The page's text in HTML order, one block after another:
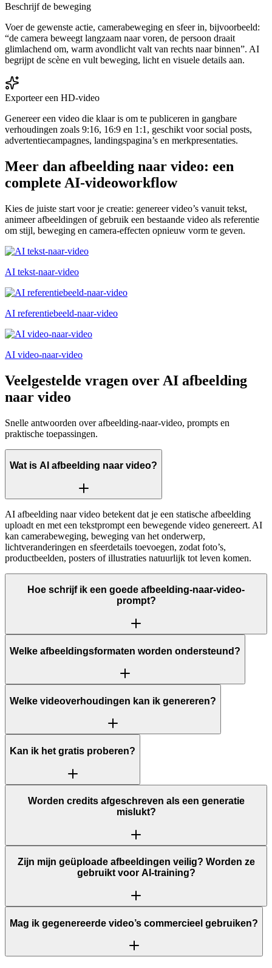
Beschrijf de beweging
Voer de gewenste actie, camerabeweging en sfeer in, bijvoorbeeld:
“de camera beweegt langzaam naar voren, de persoon draait
glimlachend om, warm avondlicht valt van rechts naar binnen”. AI
begrijpt de scène en vult beweging, licht en visuele details aan.
Exporteer een HD-video
Genereer een video die klaar is om te publiceren in gangbare
verhoudingen zoals 9:16, 16:9 en 1:1, geschikt voor social posts,
advertentiecampagnes, landingspagina’s en merkpresentaties.
Meer dan afbeelding naar video: een
complete AI-videoworkflow
Kies de juiste start voor je creatie: genereer video’s vanuit tekst,
animeer afbeeldingen of gebruik een bestaande video als referentie
om stijl, beweging en camera-effecten opnieuw vorm te geven.
AI tekst-naar-video
AI referentiebeeld-naar-video
AI video-naar-video
Veelgestelde vragen over AI afbeelding
naar video
Snelle antwoorden over afbeelding-naar-video, prompts en
praktische toepassingen.
Wat is AI afbeelding naar video?
AI afbeelding naar video betekent dat je een statische afbeelding
uploadt en met een tekstprompt een bewegende video genereert. AI
kan camerabeweging, beweging van het onderwerp,
lichtveranderingen en sfeerdetails toevoegen, zodat foto’s,
productbeelden, posters of illustraties natuurlijk tot leven komen.
Hoe schrijf ik een goede afbeelding-naar-video-
prompt?
Welke afbeeldingsformaten worden ondersteund?
Welke videoverhoudingen kan ik genereren?
Kan ik het gratis proberen?
Worden credits afgeschreven als een generatie
mislukt?
Zijn mijn geüploade afbeeldingen veilig? Worden ze
gebruikt voor AI-training?
Mag ik gegenereerde video’s commercieel gebruiken?